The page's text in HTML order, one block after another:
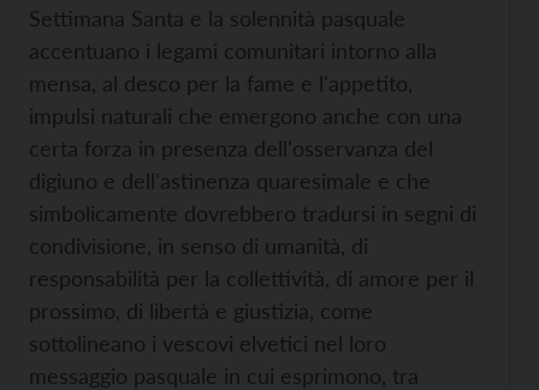
Settimana Santa e la solennità pasquale
accentuano i legami comunitari intorno alla
mensa, al desco per la fame e l'appetito,
impulsi naturali che emergono anche con una
certa forza in presenza dell'osservanza del
digiuno e dell'astinenza quaresimale e che
simbolicamente dovrebbero tradursi in segni di
condivisione, in senso di umanità, di
responsabilità per la collettività, di amore per il
prossimo, di libertà e giustizia, come
sottolineano i vescovi elvetici nel loro
messaggio pasquale in cui esprimono, tra